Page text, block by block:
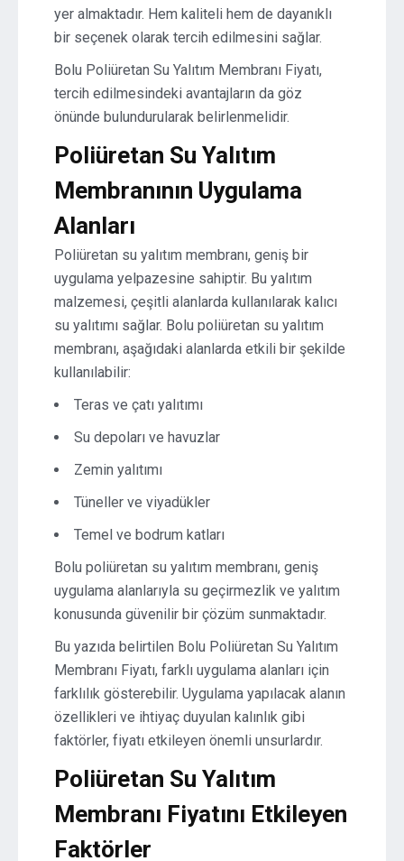
yer almaktadır. Hem kaliteli hem de dayanıklı
bir seçenek olarak tercih edilmesini sağlar.
Bolu Poliüretan Su Yalıtım Membranı Fiyatı,
tercih edilmesindeki avantajların da göz
önünde bulundurularak belirlenmelidir.
Poliüretan Su Yalıtım
Membranının Uygulama
Alanları
Poliüretan su yalıtım membranı, geniş bir
uygulama yelpazesine sahiptir. Bu yalıtım
malzemesi, çeşitli alanlarda kullanılarak kalıcı
su yalıtımı sağlar. Bolu poliüretan su yalıtım
membranı, aşağıdaki alanlarda etkili bir şekilde
kullanılabilir:
Teras ve çatı yalıtımı
Su depoları ve havuzlar
Zemin yalıtımı
Tüneller ve viyadükler
Temel ve bodrum katları
Bolu poliüretan su yalıtım membranı, geniş
uygulama alanlarıyla su geçirmezlik ve yalıtım
konusunda güvenilir bir çözüm sunmaktadır.
Bu yazıda belirtilen Bolu Poliüretan Su Yalıtım
Membranı Fiyatı, farklı uygulama alanları için
farklılık gösterebilir. Uygulama yapılacak alanın
özellikleri ve ihtiyaç duyulan kalınlık gibi
faktörler, fiyatı etkileyen önemli unsurlardır.
Poliüretan Su Yalıtım
Membranı Fiyatını Etkileyen
Faktörler